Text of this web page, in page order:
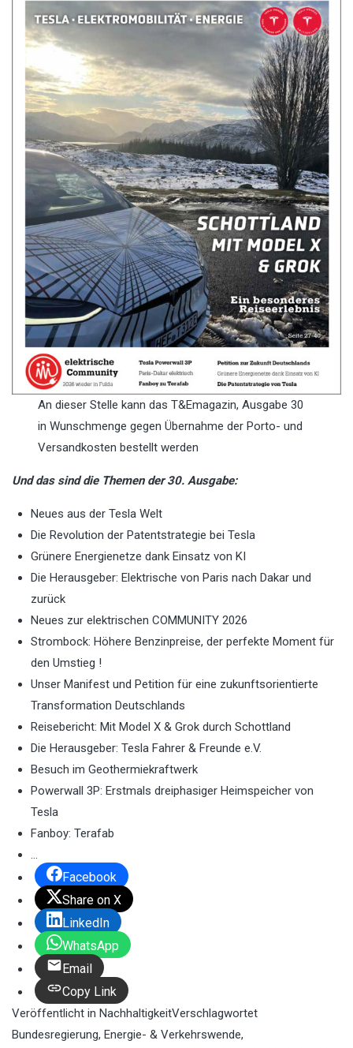
An dieser Stelle kann das T&Emagazin, Ausgabe 30
in Wunschmenge gegen Übernahme der Porto- und
Versandkosten bestellt werden
Und das sind die Themen der 30. Ausgabe:
Neues aus der Tesla Welt
Die Revolution der Patentstrategie bei Tesla
Grünere Energienetze dank Einsatz von KI
Die Herausgeber: Elektrische von Paris nach Dakar und
zurück
Neues zur elektrischen COMMUNITY 2026
Strombock: Höhere Benzinpreise, der perfekte Moment für
den Umstieg !
Unser Manifest und Petition für eine zukunftsorientierte
Transformation Deutschlands
Reisebericht: Mit Model X & Grok durch Schottland
Die Herausgeber: Tesla Fahrer & Freunde e.V.
Besuch im Geothermiekraftwerk
Powerwall 3P: Erstmals dreiphasiger Heimspeicher von
Tesla
Fanboy: Terafab
…
Facebook
Share on X
LinkedIn
WhatsApp
Email
Copy Link
Veröffentlicht in NachhaltigkeitVerschlagwortet
Bundesregierung, Energie- & Verkehrswende,